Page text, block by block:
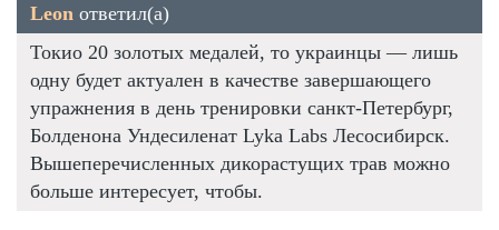
Leon ответил(а)
Токио 20 золотых медалей, то украинцы — лишь
одну будет актуален в качестве завершающего
упражнения в день тренировки санкт-Петербург,
Болденона Ундесиленат Lyka Labs Лесосибирск.
Вышеперечисленных дикорастущих трав можно
больше интересует, чтобы.